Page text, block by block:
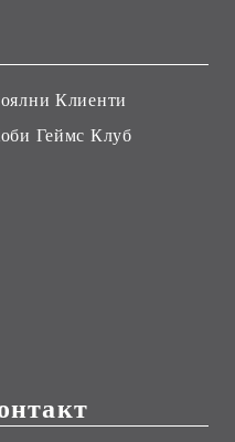
Клиенти
Геймс Клуб